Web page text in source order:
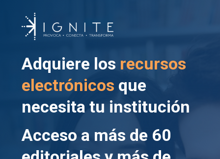
Adquiere los recursos
electrónicos que
necesita tu institución
Acceso a más de 60